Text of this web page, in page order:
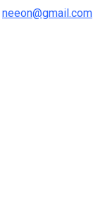
neeon@gmail.com